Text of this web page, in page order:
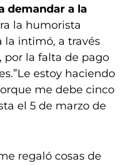
demandar a la
la humorista
la intimó, a través
la falta de pago
estoy haciendo
me debe cinco
el 5 de marzo de
regaló cosas de